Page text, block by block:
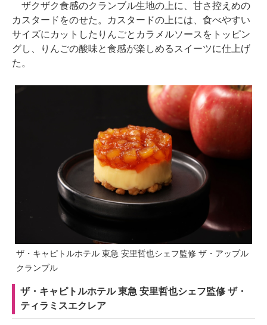
ザクザク食感のクランブル生地の上に、甘さ控えめの
カスタードをのせた。カスタードの上には、食べやすい
サイズにカットしたりんごとカラメルソースをトッピン
グし、りんごの酸味と食感が楽しめるスイーツに仕上げ
た。
ザ・キャピトルホテル 東急 安里哲也シェフ監修 ザ・アップル
クランブル
ザ・キャピトルホテル 東急 安里哲也シェフ監修 ザ・
ティラミスエクレア